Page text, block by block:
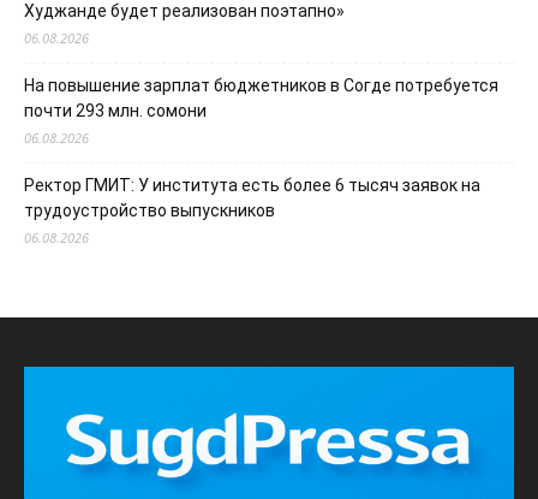
Худжанде будет реализован поэтапно»
06.08.2026
На повышение зарплат бюджетников в Согде потребуется
почти 293 млн. сомони
06.08.2026
Ректор ГМИТ: У института есть более 6 тысяч заявок на
трудоустройство выпускников
06.08.2026